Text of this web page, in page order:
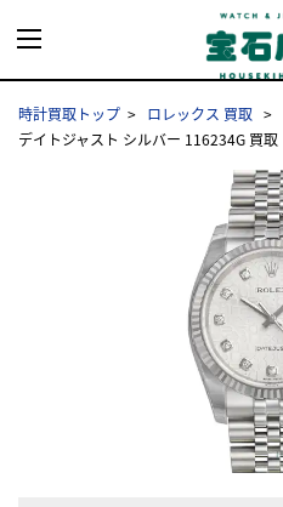
時計買取トップ ロレックス 買取
デイトジャスト シルバー 116234G 買取